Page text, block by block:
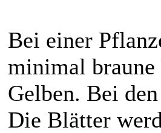
Bei einer
minimal braune
Gelben. Bei
Die Blätter